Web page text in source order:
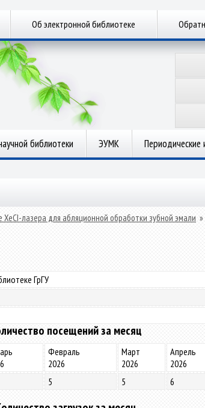
Об электронной библиотеке
библиотеки ЭУМК Периодические
лазера для абляционной обработки зубной эмали »
ГрГУ
посещений за месяц
Февраль
2026
Март
2026
Апрель
2026
5 5 6